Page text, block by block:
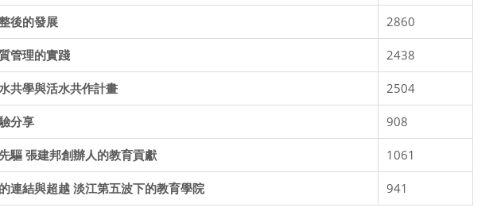
後的發展 2860
管理的實踐 2438
共學與活水共作計畫 2504
分享 908
驅 張建邦創辦人的教育貢獻 1061
連結與超越 淡江第五波下的教育學院 941